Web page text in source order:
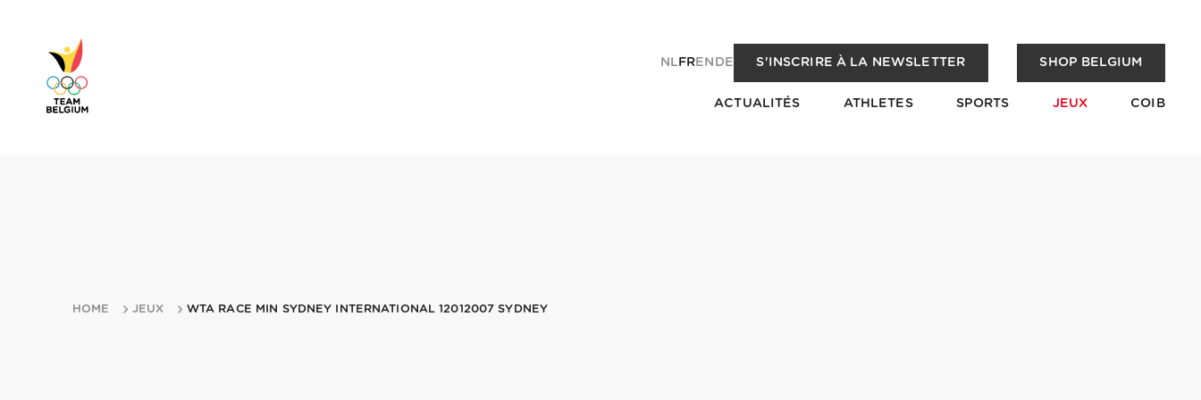
NLFREN DE S'INSCRIRE À LA NEWSLETTER SHOP BELGIUM
ACTUALITÉS ATHLETES SPORTS JEUX COIB
HOME JEUX WTA RACE MIN SYDNEY INTERNATIONAL 12012007 SYDNEY